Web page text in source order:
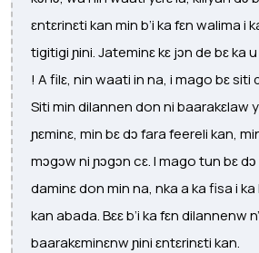
ɛntɛrinɛti kan min b’i ka fɛn walima i
tigitigi ɲini. Jateminɛ kɛ jɔn de bɛ ka
! A filɛ, nin waati in na, i mago bɛ siti
Siti min dilannen don ni baarakɛlaw
ɲɛminɛ, min bɛ dɔ fara feereli kan,
mɔgɔw ni ɲɔgɔn cɛ. I mago tun bɛ dɔ
daminɛ don min na, nka a ka fisa i ka
kan abada. Bɛɛ b’i ka fɛn dilannenw
baarakɛminɛnw ɲini ɛntɛrinɛti kan.